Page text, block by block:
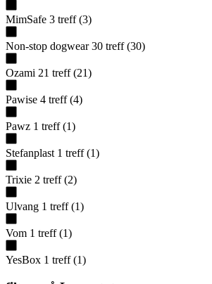
MimSafe 3 treff (3)
Non-stop dogwear 30 treff (30)
Ozami 21 treff (21)
Pawise 4 treff (4)
Pawz 1 treff (1)
Stefanplast 1 treff (1)
Trixie 2 treff (2)
Ulvang 1 treff (1)
Vom 1 treff (1)
YesBox 1 treff (1)